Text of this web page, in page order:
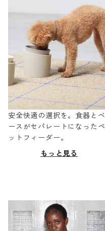
安全快適の選択を。食器とベ
ースがセパレートになったペ
ットフィーダー。
もっと見る